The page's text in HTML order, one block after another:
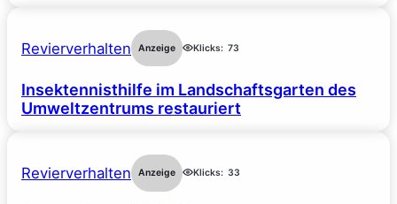
Revierverhalten Anzeige Klicks: 73
Insektennisthilfe im Landschaftsgarten des
Umweltzentrums restauriert
Revierverhalten Anzeige Klicks: 33